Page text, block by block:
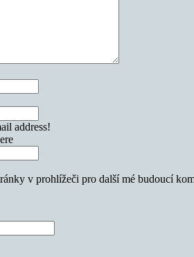
address!
v prohlížeči pro další mé budoucí